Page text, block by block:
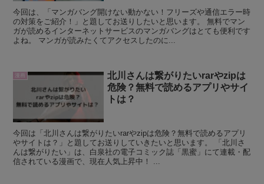
今回は、「マンガバング開けない動かない！フリーズや通信エラー時
の対策をご紹介！」と題してお送りしたいと思います。 無料でマン
ガが読めるインターネットサービスのマンガバングはとても便利です
よね。 マンガが読みたくてアクセスしたのに...
漫画
北川さんは繋がりたいrarやzipは
危険？無料で読めるアプリやサイ
トは？
今回は「北川さんは繋がりたいrarやzipは危険？無料で読めるアプリ
やサイトは？」と題してお送りしていきたいと思います。 「北川さ
んは繋がりたい」は、白泉社の電子コミック誌「黒蜜」にて連載・配
信されている漫画で、現在人気上昇中！ ...